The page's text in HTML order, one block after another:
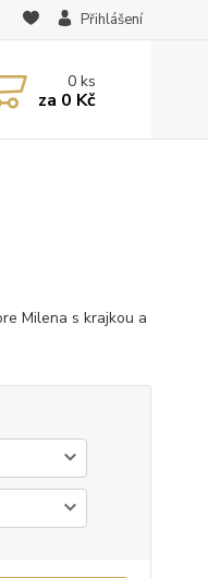
Přihlášení
0ks
za 0 Kč
Milena s krajkou a